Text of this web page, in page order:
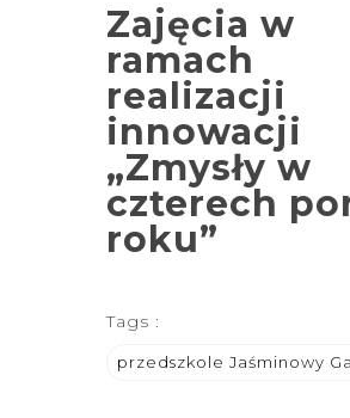
Zajęcia w
ramach
realizacji
innowacji
„Zmysły w
czterech
roku”
Tags :
przedszkole Jaśminowy